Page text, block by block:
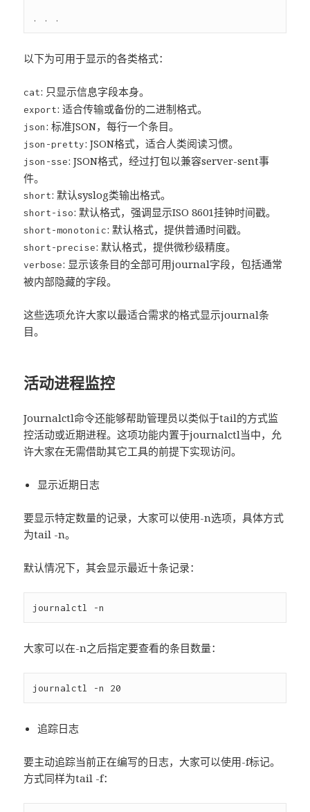
以下为可用于显示的各类格式：
cat: 只显示信息字段本身。
export: 适合传输或备份的二进制格式。
json: 标准JSON，每行一个条目。
json-pretty: JSON格式，适合人类阅读习惯。
json-sse: JSON格式，经过打包以兼容server-sent事
件。
short: 默认syslog类输出格式。
short-iso: 默认格式，强调显示ISO 8601挂钟时间戳。
short-monotonic: 默认格式，提供普通时间戳。
short-precise: 默认格式，提供微秒级精度。
verbose: 显示该条目的全部可用journal字段，包括通常
被内部隐藏的字段。
这些选项允许大家以最适合需求的格式显示journal条
目。
活动进程监控
Journalctl命令还能够帮助管理员以类似于tail的方式监
控活动或近期进程。这项功能内置于journalctl当中，允
许大家在无需借助其它工具的前提下实现访问。
显示近期日志
要显示特定数量的记录，大家可以使用-n选项，具体方式
为tail -n。
默认情况下，其会显示最近十条记录：
大家可以在-n之后指定要查看的条目数量：
追踪日志
要主动追踪当前正在编写的日志，大家可以使用-f标记。
方式同样为tail -f：